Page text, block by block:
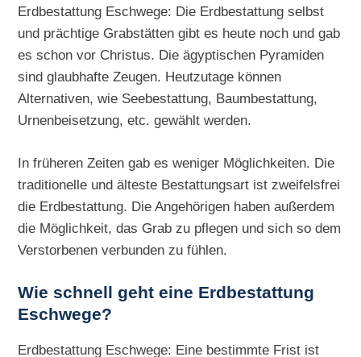
Erdbestattung Eschwege: Die Erdbestattung selbst
und prächtige Grabstätten gibt es heute noch und gab
es schon vor Christus. Die ägyptischen Pyramiden
sind glaubhafte Zeugen. Heutzutage können
Alternativen, wie Seebestattung, Baumbestattung,
Urnenbeisetzung, etc. gewählt werden.
In früheren Zeiten gab es weniger Möglichkeiten. Die
traditionelle und älteste Bestattungsart ist zweifelsfrei
die Erdbestattung. Die Angehörigen haben außerdem
die Möglichkeit, das Grab zu pflegen und sich so dem
Verstorbenen verbunden zu fühlen.
Wie schnell geht eine Erdbestattung
Eschwege?
Erdbestattung Eschwege: Eine bestimmte Frist ist